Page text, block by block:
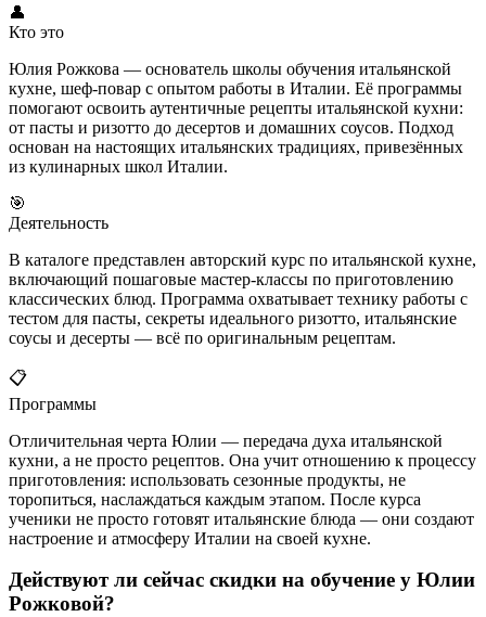
👤
Кто это
Юлия Рожкова — основатель школы обучения итальянской
кухне, шеф-повар с опытом работы в Италии. Её программы
помогают освоить аутентичные рецепты итальянской кухни:
от пасты и ризотто до десертов и домашних соусов. Подход
основан на настоящих итальянских традициях, привезённых
из кулинарных школ Италии.
🎯
Деятельность
В каталоге представлен авторский курс по итальянской кухне,
включающий пошаговые мастер-классы по приготовлению
классических блюд. Программа охватывает технику работы с
тестом для пасты, секреты идеального ризотто, итальянские
соусы и десерты — всё по оригинальным рецептам.
📋
Программы
Отличительная черта Юлии — передача духа итальянской
кухни, а не просто рецептов. Она учит отношению к процессу
приготовления: использовать сезонные продукты, не
торопиться, наслаждаться каждым этапом. После курса
ученики не просто готовят итальянские блюда — они создают
настроение и атмосферу Италии на своей кухне.
Действуют ли сейчас скидки на обучение у Юлии
Рожковой?